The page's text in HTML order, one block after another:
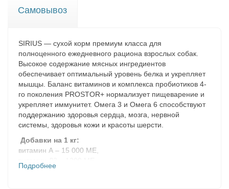
Самовывоз
SIRIUS — сухой корм премиум класса для
полноценного ежедневного рациона взрослых собак.
Высокое содержание мясных ингредиентов
обеспечивает оптимальный уровень белка и укрепляет
мышцы. Баланс витаминов и комплекса пробиотиков 4-
го поколения PROSTOR+ нормализует пищеварение и
укрепляет иммунитет. Омега 3 и Омега 6 способствуют
поддержанию здоровья сердца, мозга, нервной
системы, здоровья кожи и красоты шерсти.
Добавки на 1 кг:
витамин А – 15 000 МЕ,
витамин Е – 300 МЕ,
Подробнее